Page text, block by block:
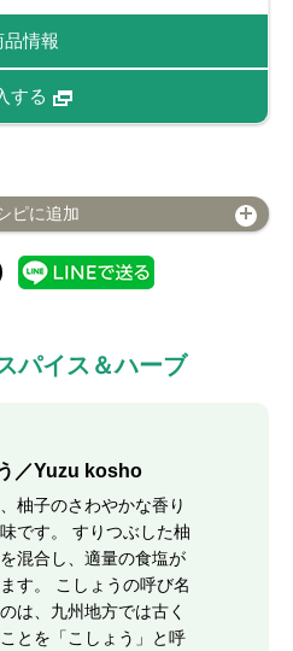
品情報
する
ピに追加
パイス＆ハーブ
／Yuzu kosho
柚子のさわやかな香り
です。 すりつぶした柚
混合し、適量の食塩が
す。 こしょうの呼び名
は、九州地方では古く
とを「こしょう」と呼